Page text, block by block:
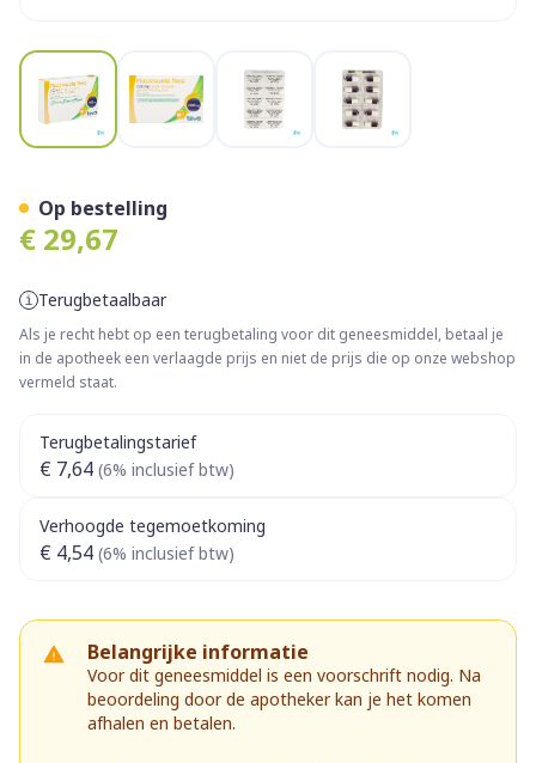
View larger imageView larger imageView larger imageView larger image
€ 29,67
Terugbetaalbaar
Als je recht hebt op een terugbetaling voor dit geneesmiddel, betaal je
in de apotheek een verlaagde prijs en niet de prijs die op onze webshop
vermeld staat.
Terugbetalingstarief
€ 7,64 (6% inclusief btw)
Verhoogde tegemoetkoming
€ 4,54 (6% inclusief btw)
Belangrijke informatie
Voor dit geneesmiddel is een voorschrift nodig. Na
beoordeling door de apotheker kan je het komen
afhalen en betalen.
Op bestelling